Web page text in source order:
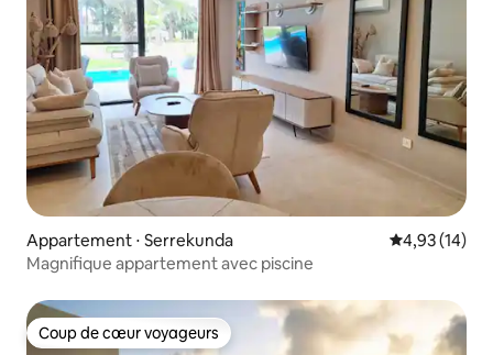
Appartement ⋅ Serrekunda Évaluation
4,93 (14)
Magnifique appartement avec piscine
Coup de cœur voyageurs
Coup de cœur voyageurs